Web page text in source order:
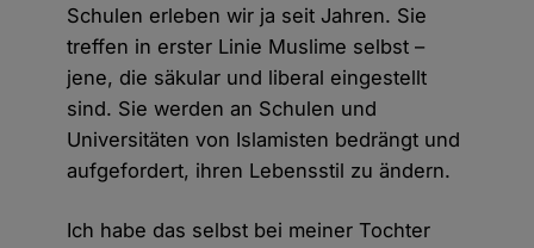
Schulen erleben wir ja seit Jahren. Sie
treffen in erster Linie Muslime selbst –
jene, die säkular und liberal eingestellt
sind. Sie werden an Schulen und
Universitäten von Islamisten bedrängt und
aufgefordert, ihren Lebensstil zu ändern.
Ich habe das selbst bei meiner Tochter